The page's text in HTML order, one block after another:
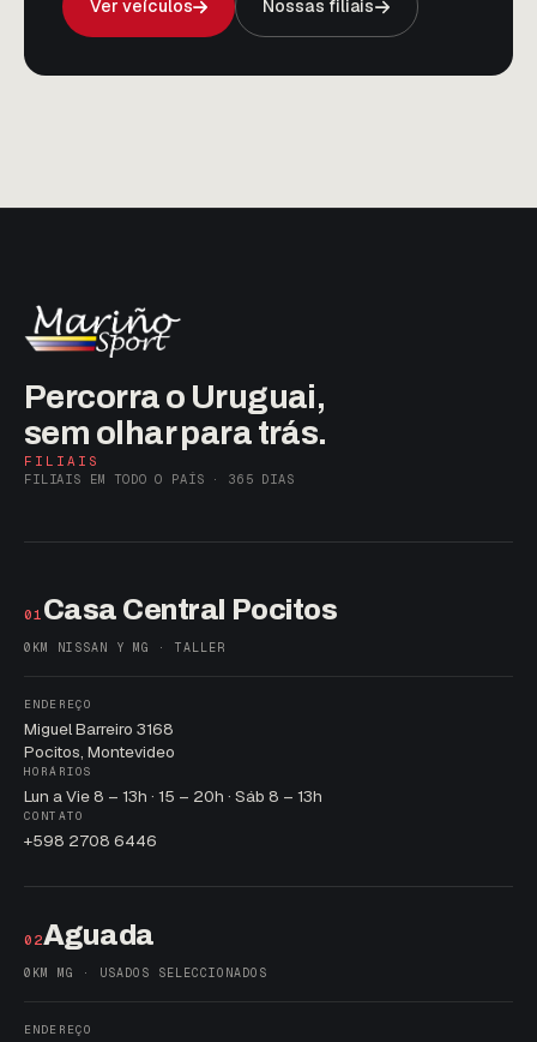
Ver veículos Nossas filiais
Percorra o Uruguai,
sem olhar para trás.
FILIAIS
FILIAIS EM TODO O PAÍS · 365 DIAS
01 Casa Central Pocitos
0KM NISSAN Y MG · TALLER
ENDEREÇO
Miguel Barreiro 3168
Pocitos, Montevideo
HORÁRIOS
Lun a Vie 8 – 13h · 15 – 20h · Sáb 8 – 13h
CONTATO
+598 2708 6446
02Aguada
0KM MG · USADOS SELECCIONADOS
ENDEREÇO